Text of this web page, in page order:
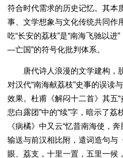
符合时代需求的历史记忆。其本
事、文学想象与文化传统共同作
吃“长安的荔枝”是“南海飞驰以
—亡国”的符号化批判体系。
唐代诗人浪漫的文学建构，
对汉代“南海献荔枝”史事的误读
效果。杜甫《解闷十二首》其五
悲白露团”中的“续”字，暗示了
《病橘》中又云“忆昔南海使，
输送与前汉相比附，遣词造句与
眼、荔支，十里一置，五里一候